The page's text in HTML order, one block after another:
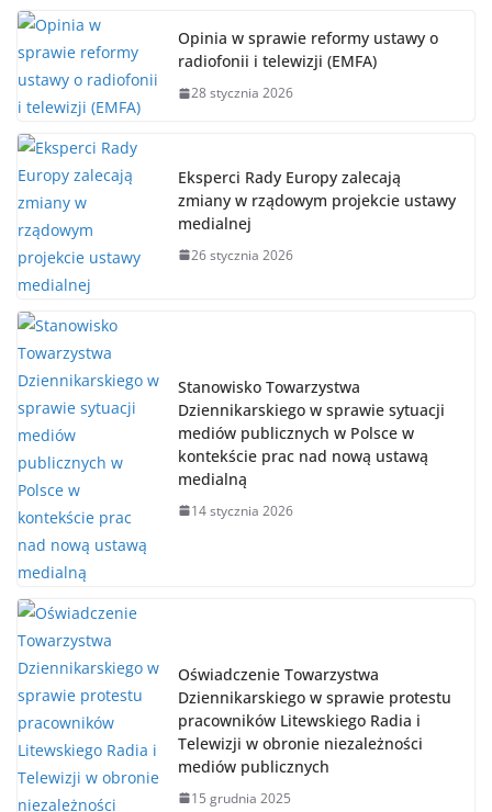
Opinia w sprawie reformy ustawy o
radiofonii i telewizji (EMFA)
28 stycznia 2026
Eksperci Rady Europy zalecają
zmiany w rządowym projekcie ustawy
medialnej
26 stycznia 2026
Stanowisko Towarzystwa
Dziennikarskiego w sprawie sytuacji
mediów publicznych w Polsce w
kontekście prac nad nową ustawą
medialną
14 stycznia 2026
Oświadczenie Towarzystwa
Dziennikarskiego w sprawie protestu
pracowników Litewskiego Radia i
Telewizji w obronie niezależności
mediów publicznych
15 grudnia 2025